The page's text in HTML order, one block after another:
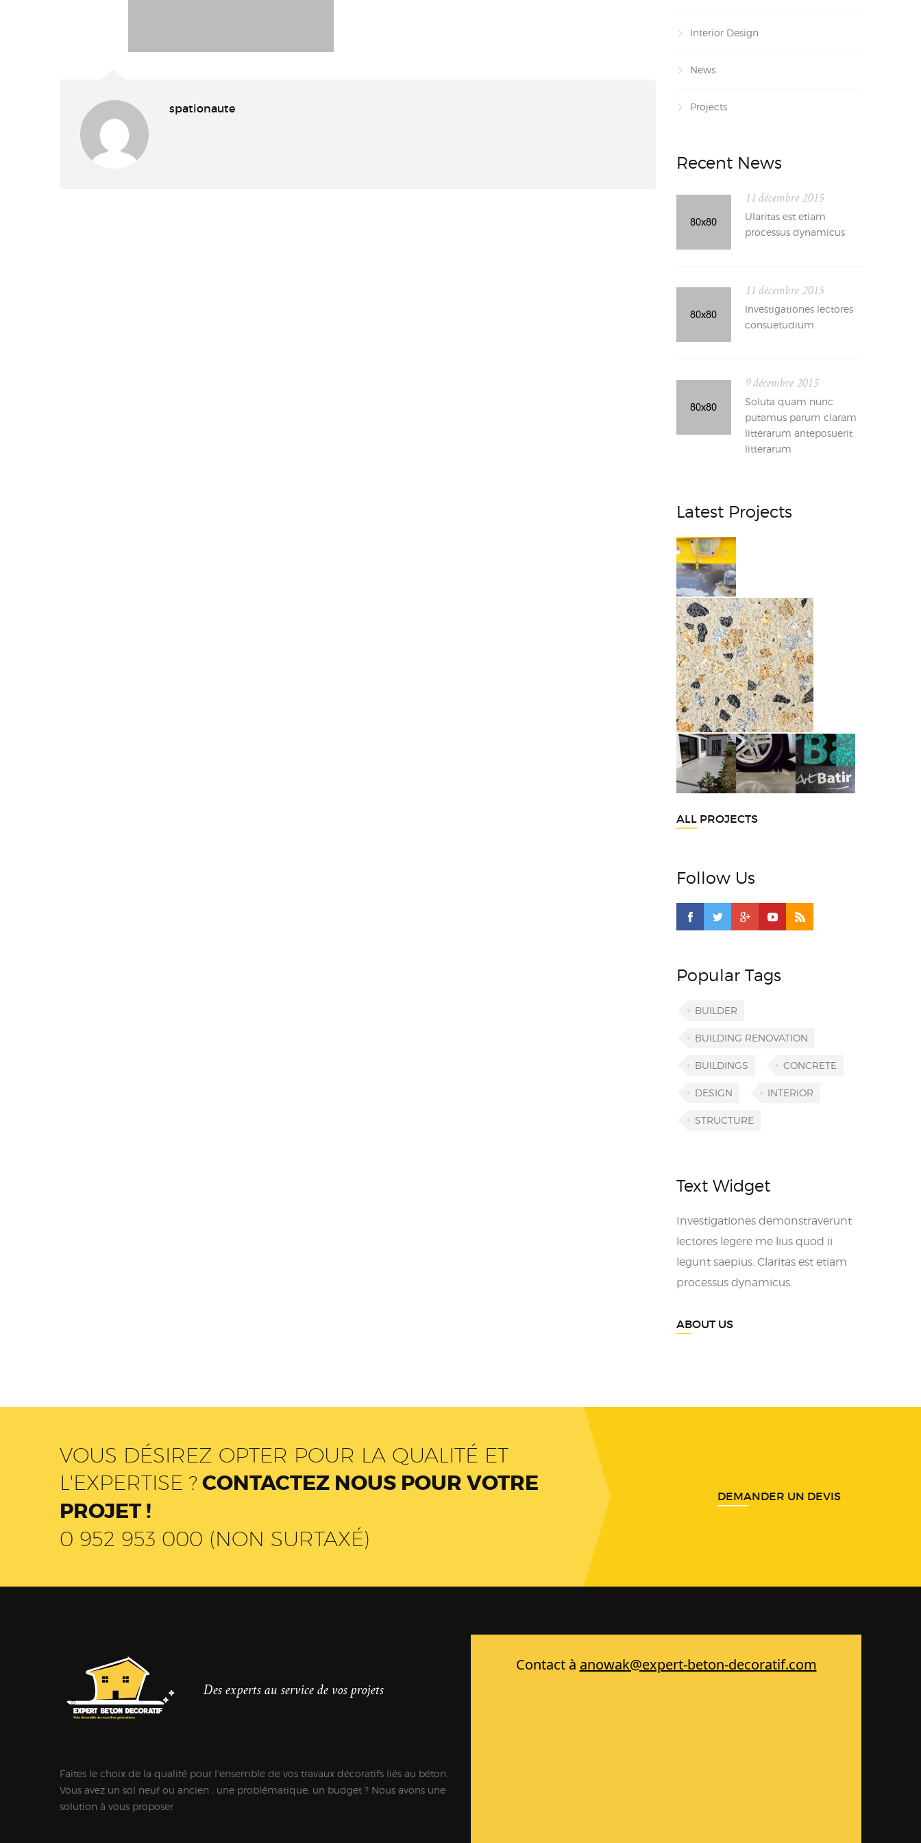
spationaute
Interior Design
News
Projects
Recent News
11 décembre 2015
Ularitas est etiam
processus dynamicus
11 décembre 2015
Investigationes lectores
consuetudium
9 décembre 2015
Soluta quam nunc
putamus parum claram
litterarum anteposuerit
litterarum
Latest Projects
ALL PROJECTS
Follow Us
Popular Tags
BUILDER
BUILDING RENOVATION
BUILDINGS CONCRETE
DESIGN INTERIOR
STRUCTURE
Text Widget
Investigationes demonstraverunt
lectores legere me lius quod ii
legunt saepius. Claritas est etiam
processus dynamicus.
ABOUT US
VOUS DÉSIREZ OPTER POUR LA QUALITÉ ET
L'EXPERTISE ? CONTACTEZ NOUS POUR VOTRE
PROJET !
0 952 953 000 (NON SURTAXÉ)
DEMANDER UN DEVIS
Des experts au service de vos projets
Faites le choix de la qualité pour l'ensemble de vos travaux décoratifs liés au béton.
Vous avez un sol neuf ou ancien , une problématique, un budget ? Nous avons une
solution à vous proposer